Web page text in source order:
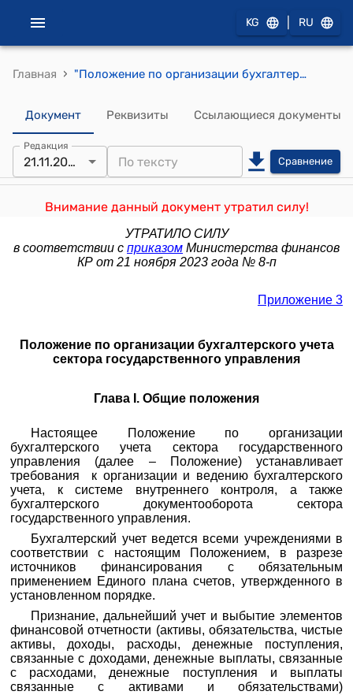
KG RU
Главная › "Положение по организации бухгалтерского учета сектора государственного управления" (Утвержден приказом Министерства финансов КР от 30 декабря 2013 года № 221-п)
Документ Реквизиты Ссылающиеся документы
Редакция
21.11.2023 Сравнение
Внимание данный документ утратил силу!